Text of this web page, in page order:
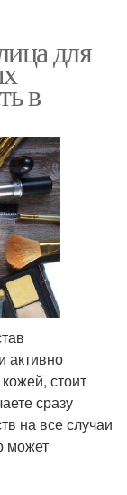
для
в
активно
стоит
сразу
на все случаи
может